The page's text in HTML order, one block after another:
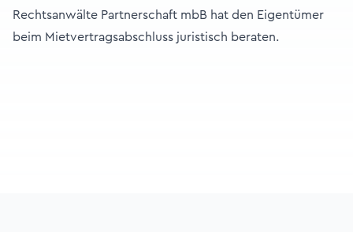
Rechtsanwälte Partnerschaft mbB hat den Eigentümer
beim Mietvertragsabschluss juristisch beraten.